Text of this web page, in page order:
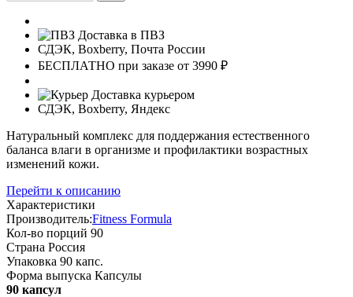
Доставка в ПВЗ
СДЭК, Boxberry, Почта России
БЕСПЛАТНО при заказе от 3990 ₽
Доставка курьером
СДЭК, Boxberry, Яндекс
Натуральный комплекс для поддержания естественного
баланса влаги в организме и профилактики возрастных
изменений кожи.
Перейти к описанию
Характеристики
Производитель:Fitness Formula
Кол-во порций 90
Страна Россия
Упаковка 90 капс.
Форма выпуска Капсулы
90 капсул